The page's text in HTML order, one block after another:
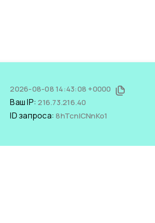
2026-08-08 14:43:08 +0000
Ваш IP:216.73.216.40
ID запроса:8hTcnICNnKo1